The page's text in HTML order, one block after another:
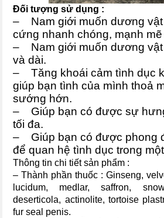
Đối tượng sử dụng :
– Nam giới muốn dương
cứng nhanh chóng, mạnh
– Nam giới muốn dương vật
và dài.
– Tăng khoái cảm tình dục
giúp bạn tình của mình thoả
sướng hớn.
– Giúp bạn có được sự
tối đa.
– Giúp bạn có được phong
để quan hệ tình dục trong
Thông tin chi tiết sản phẩm :
– Thành phần thuốc : Ginseng,
lucidum, medlar, saffron,
deserticola, actinolite, tortoise
fur seal penis.